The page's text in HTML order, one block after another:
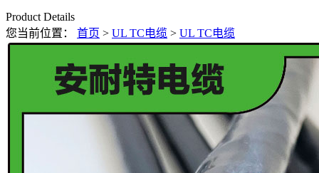
Product Details
您当前位置： 首页 > UL TC电缆 > UL TC电缆